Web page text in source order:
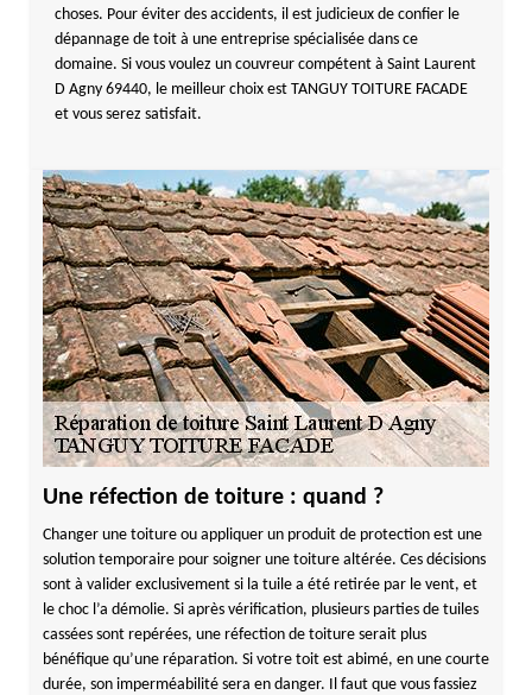
choses. Pour éviter des accidents, il est judicieux de confier le
dépannage de toit à une entreprise spécialisée dans ce
domaine. Si vous voulez un couvreur compétent à Saint Laurent
D Agny 69440, le meilleur choix est TANGUY TOITURE FACADE
et vous serez satisfait.
Une réfection de toiture : quand ?
Changer une toiture ou appliquer un produit de protection est une
solution temporaire pour soigner une toiture altérée. Ces décisions
sont à valider exclusivement si la tuile a été retirée par le vent, et
le choc l’a démolie. Si après vérification, plusieurs parties de tuiles
cassées sont repérées, une réfection de toiture serait plus
bénéfique qu’une réparation. Si votre toit est abimé, en une courte
durée, son imperméabilité sera en danger. Il faut que vous fassiez